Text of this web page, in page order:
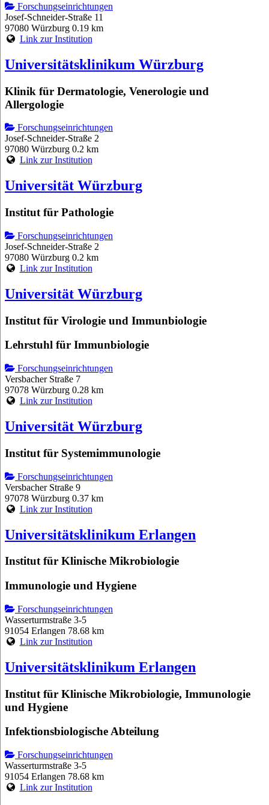
Forschungseinrichtungen
Josef-Schneider-Straße 11
97080 Würzburg 0.19 km
Link zur Institution
Universitätsklinikum Würzburg
Klinik für Dermatologie, Venerologie und
Allergologie
Forschungseinrichtungen
Josef-Schneider-Straße 2
97080 Würzburg 0.2 km
Link zur Institution
Universität Würzburg
Institut für Pathologie
Forschungseinrichtungen
Josef-Schneider-Straße 2
97080 Würzburg 0.2 km
Link zur Institution
Universität Würzburg
Institut für Virologie und Immunbiologie
Lehrstuhl für Immunbiologie
Forschungseinrichtungen
Versbacher Straße 7
97078 Würzburg 0.28 km
Link zur Institution
Universität Würzburg
Institut für Systemimmunologie
Forschungseinrichtungen
Versbacher Straße 9
97078 Würzburg 0.37 km
Link zur Institution
Universitätsklinikum Erlangen
Institut für Klinische Mikrobiologie
Immunologie und Hygiene
Forschungseinrichtungen
Wasserturmstraße 3-5
91054 Erlangen 78.68 km
Link zur Institution
Universitätsklinikum Erlangen
Institut für Klinische Mikrobiologie, Immunologie
und Hygiene
Infektionsbiologische Abteilung
Forschungseinrichtungen
Wasserturmstraße 3-5
91054 Erlangen 78.68 km
Link zur Institution